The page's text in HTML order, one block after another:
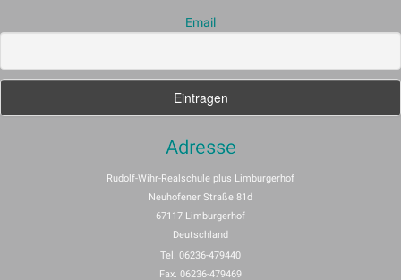
Email
Adresse
Rudolf-Wihr-Realschule plus Limburgerhof
Neuhofener Straße 81d
67117 Limburgerhof
Deutschland
Tel. 06236-479440
Fax. 06236-479469